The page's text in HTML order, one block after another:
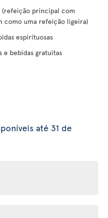
(refeição principal com
como uma refeição ligeira)
espirituosas
e bebidas gratuitas
até 31 de